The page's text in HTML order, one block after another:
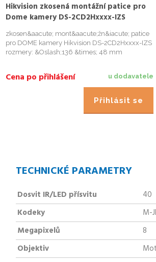
Hikvision zkosená montážní patice pro
Dome kamery DS-2CD2Hxxxx-IZS
zkosen&aacute; mont&aacute;žn&iacute; patice
pro DOME kamery Hikvision DS-2CD2Hxxxx-IZS
rozmery: &Oslash;136 &times; 48 mm
u dodavatele
Cena po přihlášení
Přihlásit se
TECHNICKÉ PARAMETRY
Dosvit IR/LED přísvitu
40
Kodeky
M-
Megapixelů
8
Objektiv